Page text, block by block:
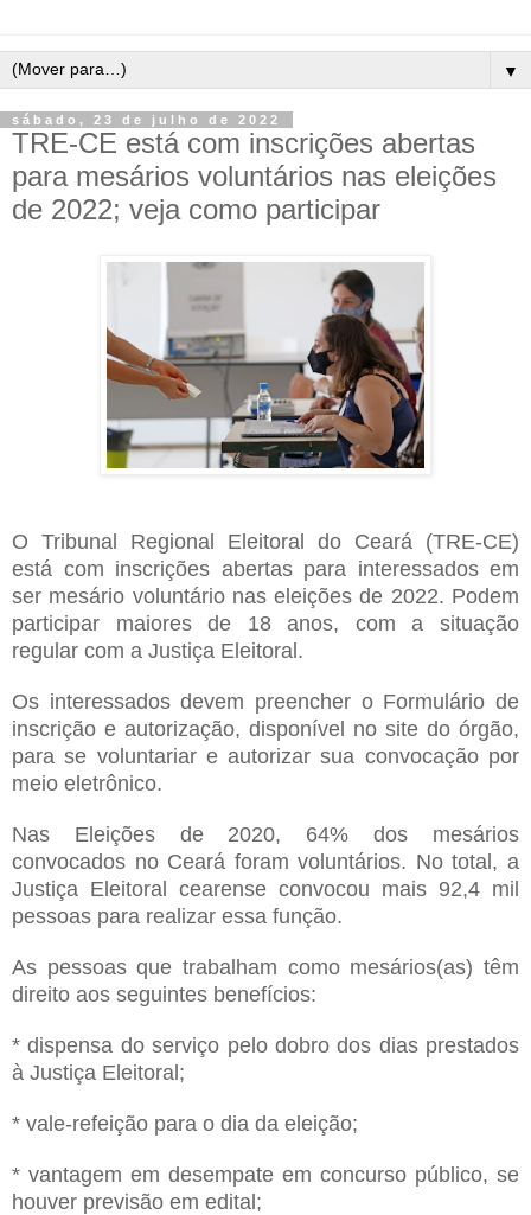
▼
sábado, 23 de julho de 2022
TRE-CE está com inscrições abertas
para mesários voluntários nas eleições
de 2022; veja como participar
O Tribunal Regional Eleitoral do Ceará (TRE-CE)
está com inscrições abertas para interessados em
ser mesário voluntário nas eleições de 2022. Podem
participar maiores de 18 anos, com a situação
regular com a Justiça Eleitoral.
Os interessados devem preencher o Formulário de
inscrição e autorização, disponível no site do órgão,
para se voluntariar e autorizar sua convocação por
meio eletrônico.
Nas Eleições de 2020, 64% dos mesários
convocados no Ceará foram voluntários. No total, a
Justiça Eleitoral cearense convocou mais 92,4 mil
pessoas para realizar essa função.
As pessoas que trabalham como mesários(as) têm
direito aos seguintes benefícios:
* dispensa do serviço pelo dobro dos dias prestados
à Justiça Eleitoral;
* vale-refeição para o dia da eleição;
* vantagem em desempate em concurso público, se
houver previsão em edital;